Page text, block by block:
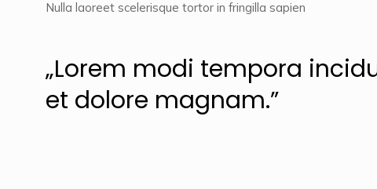
Nulla laoreet scelerisque tortor in fringilla sapien
„Lorem modi tempora
et dolore magnam.”